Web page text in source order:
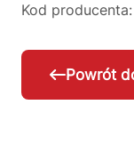
Kod producenta:
Powrót